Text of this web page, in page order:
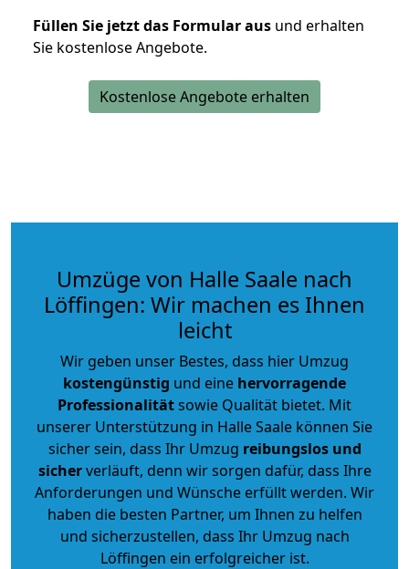
Füllen Sie jetzt das Formular aus und erhalten
Sie kostenlose Angebote.
Kostenlose Angebote erhalten
Umzüge von Halle Saale nach
Löffingen: Wir machen es Ihnen
leicht
Wir geben unser Bestes, dass hier Umzug
kostengünstig und eine hervorragende
Professionalitätsowie Qualität bietet. Mit
unserer Unterstützung in Halle Saale können Sie
sicher sein, dass Ihr Umzug reibungslos und
sicherverläuft, denn wir sorgen dafür, dass Ihre
Anforderungen und Wünsche erfüllt werden. Wir
haben die besten Partner, um Ihnen zu helfen
und sicherzustellen, dass Ihr Umzug nach
Löffingen ein erfolgreicher ist.